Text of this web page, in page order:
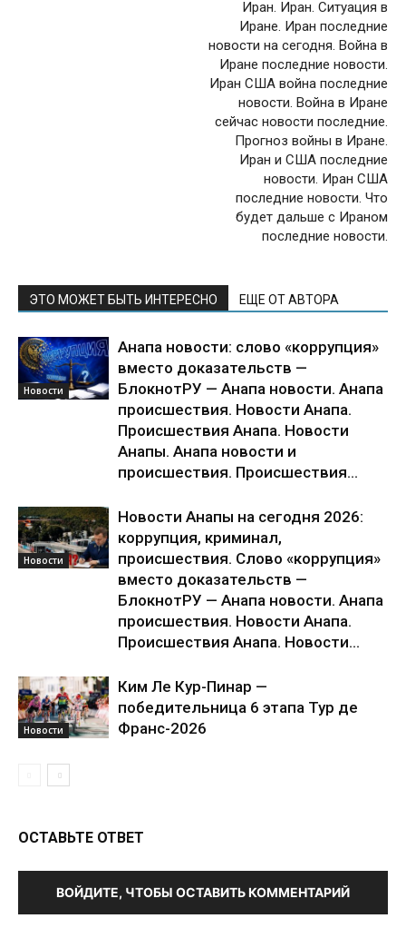
Иран. Иран. Ситуация в
Иране. Иран последние
новости на сегодня. Война в
Иране последние новости.
Иран США война последние
новости. Война в Иране
сейчас новости последние.
Прогноз войны в Иране.
Иран и США последние
новости. Иран США
последние новости. Что
будет дальше с Ираном
последние новости.
ЭТО МОЖЕТ БЫТЬ ИНТЕРЕСНО ЕЩЕ ОТ АВТОРА
Новости
Анапа новости: слово «коррупция»
вместо доказательств —
БлокнотРУ — Анапа новости. Анапа
происшествия. Новости Анапа.
Происшествия Анапа. Новости
Анапы. Анапа новости и
происшествия. Происшествия...
Новости
Новости Анапы на сегодня 2026:
коррупция, криминал,
происшествия. Слово «коррупция»
вместо доказательств —
БлокнотРУ — Анапа новости. Анапа
происшествия. Новости Анапа.
Происшествия Анапа. Новости...
Новости
Ким Ле Кур-Пинар —
победительница 6 этапа Тур де
Франс-2026
ОСТАВЬТЕ ОТВЕТ
ВОЙДИТЕ, ЧТОБЫ ОСТАВИТЬ КОММЕНТАРИЙ